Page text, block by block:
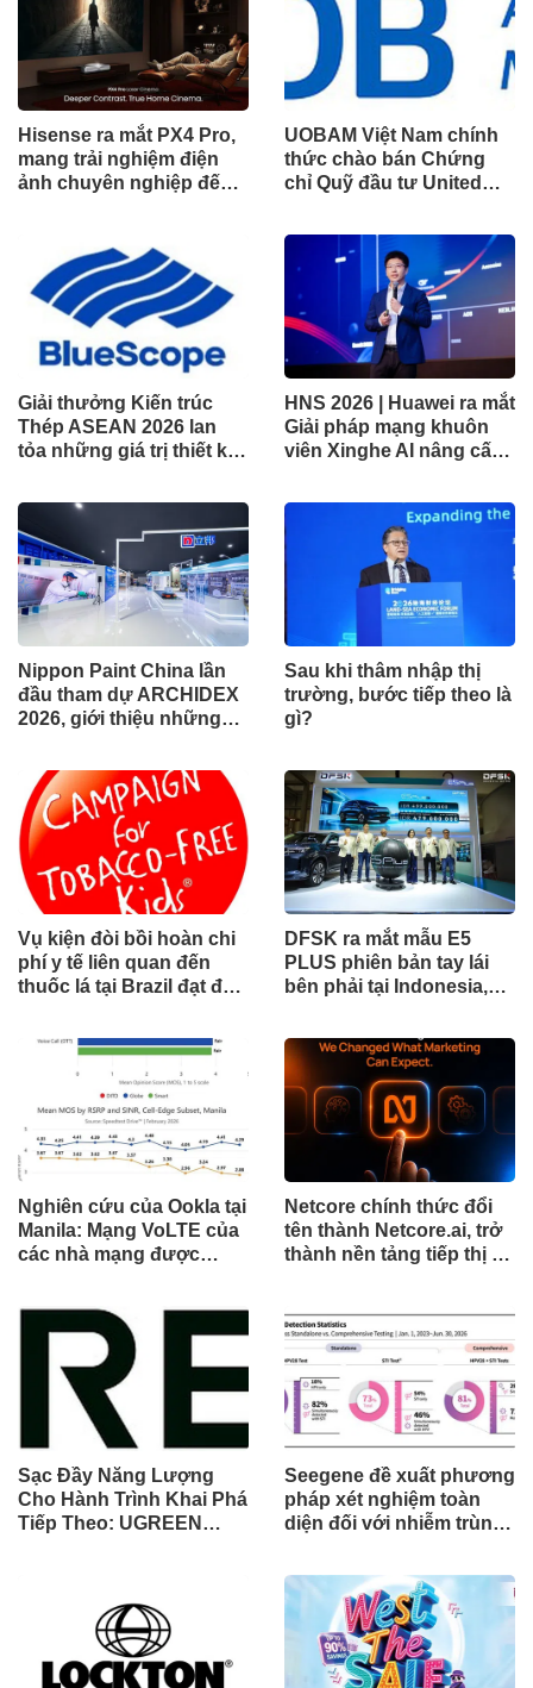
Hisense ra mắt PX4 Pro,
mang trải nghiệm điện
ảnh chuyên nghiệp đến
UOBAM Việt Nam chính
thức chào bán Chứng
chỉ Quỹ đầu tư United
(UMMF)
Giải thưởng Kiến trúc
Thép ASEAN 2026 lan
tỏa những giá trị thiết kế
vực
HNS 2026 | Huawei ra mắt
Giải pháp mạng khuôn
viên Xinghe AI nâng cấp
Nippon Paint China lần
đầu tham dự ARCHIDEX
2026, giới thiệu những
công nghiệp
Sau khi thâm nhập thị
trường, bước tiếp theo là
gì?
Vụ kiện đòi bồi hoàn chi
phí y tế liên quan đến
thuốc lá tại Brazil đạt đến
tòa án chuẩn bị ra phán
DFSK ra mắt mẫu E5
PLUS phiên bản tay lái
bên phải tại Indonesia,
trong hành trình mở rộng
toàn cầu
Nghiên cứu của Ookla tại
Manila: Mạng VoLTE của
các nhà mạng được
về chất lượng và độ tin
cậy của cuộc gọi thoại
Netcore chính thức đổi
tên thành Netcore.ai, trở
thành nền tảng tiếp thị tự
trưởng khách hàng
Sạc Đầy Năng Lượng
Cho Hành Trình Khai Phá
Tiếp Theo: UGREEN
Seegene đề xuất phương
pháp xét nghiệm toàn
diện đối với nhiễm trùng
qua Nghiên cứu lâm
sàng một triệu ca toàn
cầu (GMCS)